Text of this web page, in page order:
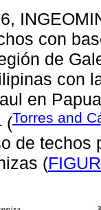
con
de
con
en
(Torres and
de techos
(